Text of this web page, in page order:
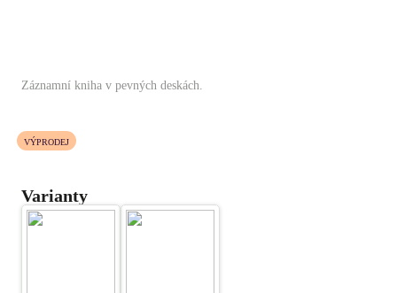
Záznamní kniha v pevných deskách.
VÝPRODEJ
Varianty